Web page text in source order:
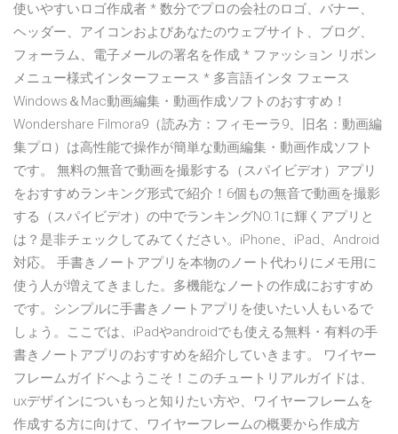
使いやすいロゴ作成者 * 数分でプロの会社のロゴ、バナー、
ヘッダー、アイコンおよびあなたのウェブサイト、ブログ、
フォーラム、電子メールの署名を作成 * ファッション リボン
メニュー様式インターフェース * 多言語インタ フェース
Windows＆Mac動画編集・動画作成ソフトのおすすめ！
Wondershare Filmora9（読み方：フィモーラ9、旧名：動画編
集プロ）は高性能で操作が簡単な動画編集・動画作成ソフト
です。 無料の無音で動画を撮影する（スパイビデオ）アプリ
をおすすめランキング形式で紹介！6個もの無音で動画を撮影
する（スパイビデオ）の中でランキングNO.1に輝くアプリと
は？是非チェックしてみてください。iPhone、iPad、Android
対応。 手書きノートアプリを本物のノート代わりにメモ用に
使う人が増えてきました。多機能なノートの作成におすすめ
です。シンプルに手書きノートアプリを使いたい人もいるで
しょう。ここでは、iPadやandroidでも使える無料・有料の手
書きノートアプリのおすすめを紹介していきます。 ワイヤー
フレームガイドへようこそ！このチュートリアルガイドは、
uxデザインについもっと知りたい方や、ワイヤーフレームを
作成する方に向けて、ワイヤーフレームの概要から作成方